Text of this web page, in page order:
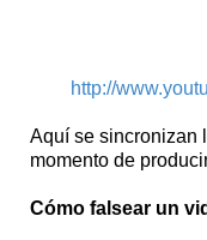
http://
Aquí se sincronizan
momento de
Cómo falsear un